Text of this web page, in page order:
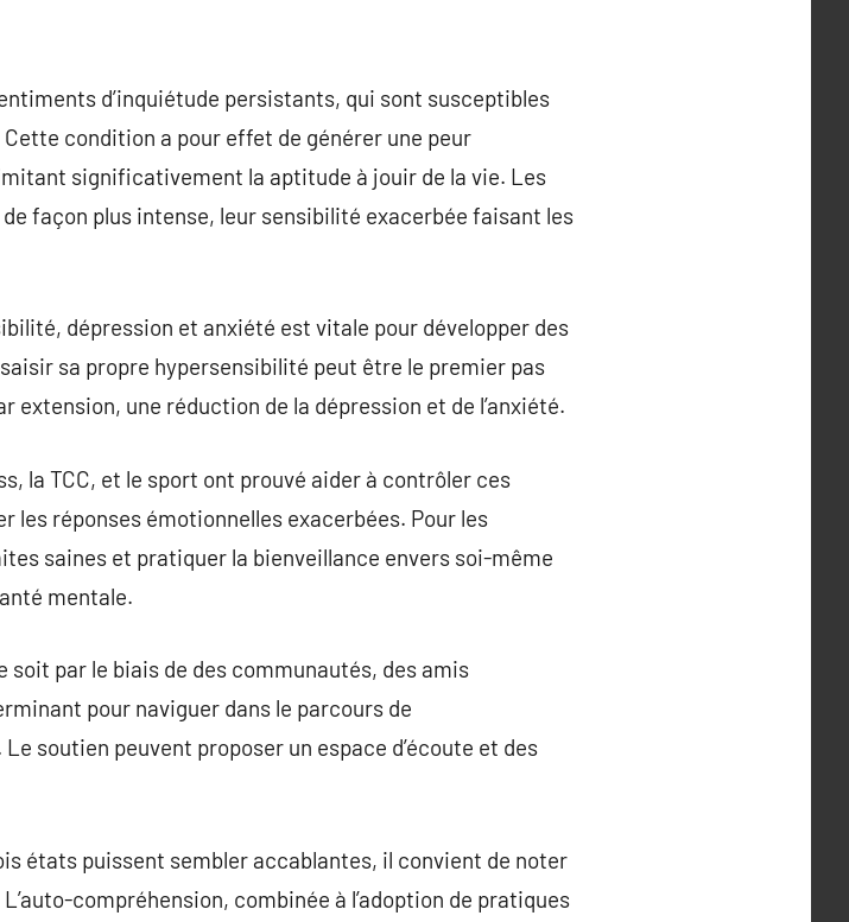
d’inquiétude persistants, qui sont susceptibles
condition a pour effet de générer une peur
significativement la aptitude à jouir de la vie. Les
façon plus intense, leur sensibilité exacerbée faisant les
dépression et anxiété est vitale pour développer des
sa propre hypersensibilité peut être le premier pas
une réduction de la dépression et de l’anxiété.
la TCC, et le sport ont prouvé aider à contrôler ces
réponses émotionnelles exacerbées. Pour les
saines et pratiquer la bienveillance envers soi-même
mentale.
soit par le biais de des communautés, des amis
pour naviguer dans le parcours de
soutien peuvent proposer un espace d’écoute et des
états puissent sembler accablantes, il convient de noter
compréhension, combinée à l’adoption de pratiques